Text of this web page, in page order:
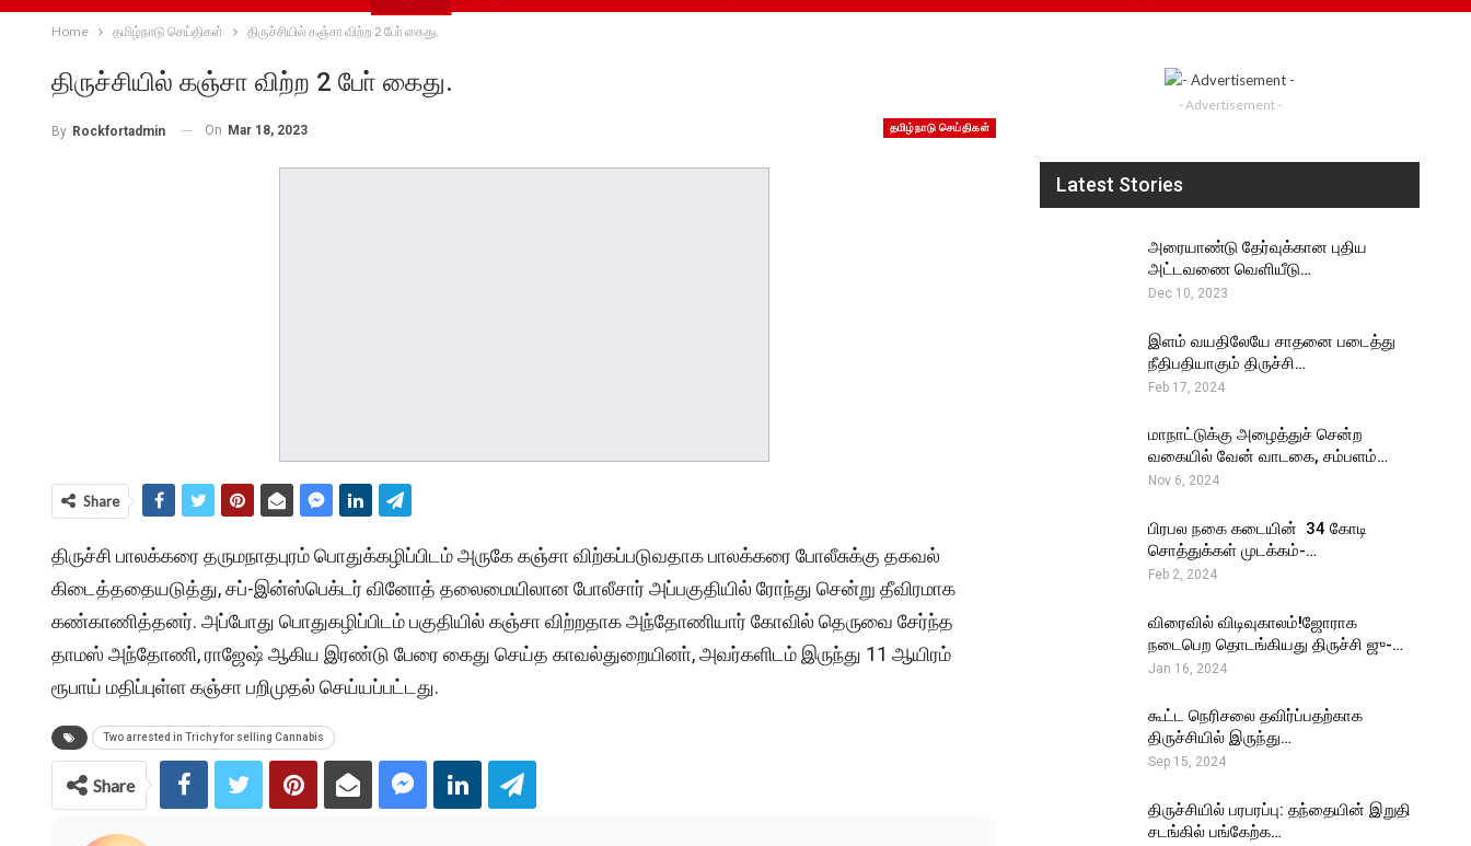
Home தமிழ்நாடு செய்திகள் திருச்சியில் கஞ்சா விற்ற 2 போ் கைது.
திருச்சியில் கஞ்சா விற்ற 2 போ் கைது.
தமிழ்நாடு செய்திகள்
By Rockfortadmin On Mar 18, 2023
Share
திருச்சி பாலக்கரை தருமநாதபுரம் பொதுக்கழிப்பிடம் அருகே கஞ்சா விற்கப்படுவதாக பாலக்கரை போலீசுக்கு தகவல்
கிடைத்ததையடுத்து, சப்-இன்ஸ்பெக்டர் வினோத் தலைமையிலான போலீசார் அப்பகுதியில் ரோந்து சென்று தீவிரமாக
கண்காணித்தனர். அப்போது பொதுகழிப்பிடம் பகுதியில் கஞ்சா விற்றதாக அந்தோணியார் கோவில் தெருவை சேர்ந்த
தாமஸ் அந்தோணி, ராஜேஷ் ஆகிய இரண்டு பேரை கைது செய்த காவல்துறையினா், அவர்களிடம் இருந்து 11 ஆயிரம்
ரூபாய் மதிப்புள்ள கஞ்சா பறிமுதல் செய்யப்பட்டது.
Two arrested in Trichy for selling Cannabis
Share
- Advertisement -
Latest Stories
அரையாண்டு தேர்வுக்கான புதிய
அட்டவணை வெளியீடு…
Dec 10, 2023
இளம் வயதிலேயே சாதனை படைத்து
நீதிபதியாகும் திருச்சி…
Feb 17, 2024
மாநாட்டுக்கு அழைத்துச் சென்ற
வகையில் வேன் வாடகை, சம்பளம்…
Nov 6, 2024
பிரபல நகை கடையின் ₹ 34 கோடி
சொத்துக்கள் முடக்கம்-…
Feb 2, 2024
விரைவில் விடிவுகாலம்!ஜோராக
நடைபெற தொடங்கியது திருச்சி ஜு-…
Jan 16, 2024
கூட்ட நெரிசலை தவிர்ப்பதற்காக
திருச்சியில் இருந்து…
Sep 15, 2024
திருச்சியில் பரபரப்பு: தந்தையின் இறுதி
சடங்கில் பங்கேற்க…